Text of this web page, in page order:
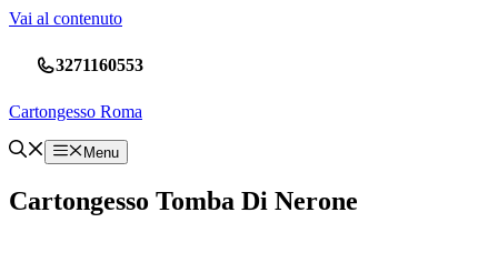
Vai al contenuto
3271160553
Cartongesso Roma
Menu
Cartongesso Tomba Di Nerone